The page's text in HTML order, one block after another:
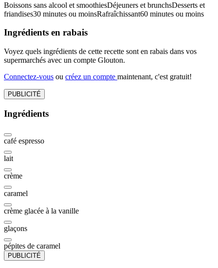
Boissons sans alcool et smoothiesDéjeuners et brunchsDesserts et
friandises30 minutes ou moinsRafraîchissant60 minutes ou moins
Ingrédients en rabais
Voyez quels ingrédients de cette recette sont en rabais dans vos
supermarchés avec un compte Glouton.
Connectez-vous ou créez un compte maintenant, c'est gratuit!
PUBLICITÉ
Ingrédients
café espresso
lait
crème
caramel
crème glacée à la vanille
glaçons
pépites de caramel
PUBLICITÉ